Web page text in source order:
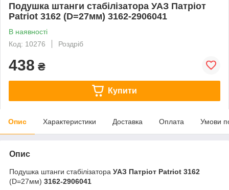
Подушка штанги стабілізатора УАЗ Патріот
Patriot 3162 (D=27мм) 3162-2906041
В наявності
Код: 10276
Роздріб
438 ₴
Купити
Опис Характеристики Доставка Оплата Умови
Опис
Подушка штанги стабілізатора УАЗ Патріот Patriot 3162
(D=27мм) 3162-2906041